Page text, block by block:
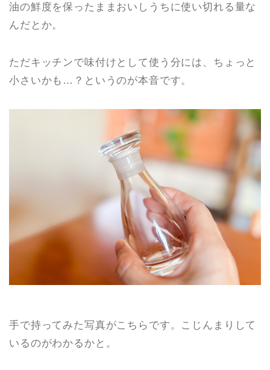
油の鮮度を保ったままおいしうちに使い切れる量な
んだとか。
ただキッチンで味付けとして使う分には、ちょっと
小さいかも…？というのが本音です。
手で持ってみた写真がこちらです。こじんまりして
いるのがわかるかと。